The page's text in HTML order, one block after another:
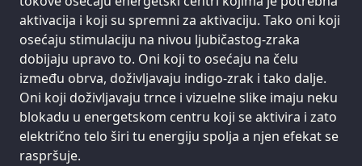
aktivacija i koji su spremni za aktivaciju. Tako oni koji
osećaju stimulaciju na nivou ljubičastog-zraka
dobijaju upravo to. Oni koji to osećaju na čelu
između obrva, doživljavaju indigo-zrak i tako dalje.
Oni koji doživljavaju trnce i vizuelne slike imaju neku
blokadu u energetskom centru koji se aktivira i zato
električno telo širi tu energiju spolja a njen efekat se
raspršuje.